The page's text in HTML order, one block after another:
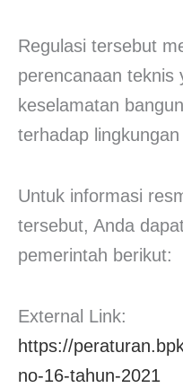
Regulasi tersebut
perencanaan teknis
keselamatan
terhadap
Untuk informasi
tersebut, Anda
pemerintah berikut:
External Link:
https://
no-16-tahun-2021